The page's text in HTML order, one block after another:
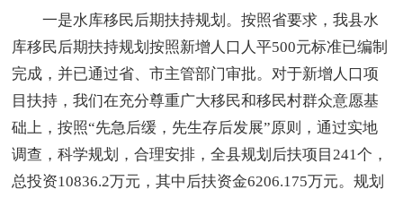
一是水库移民后期扶持规划。按照省要求，我县水
库移民后期扶持规划按照新增人口人平500元标准已编制
完成，并已通过省、市主管部门审批。对于新增人口项
目扶持，我们在充分尊重广大移民和移民村群众意愿基
础上，按照“先急后缓，先生存后发展”原则，通过实地
调查，科学规划，合理安排，全县规划后扶项目241个，
总投资10836.2万元，其中后扶资金6206.175万元。规划